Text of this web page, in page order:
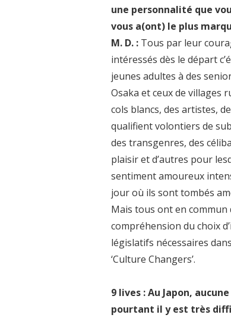
une personnalité que
vous a(ont) le plus
M. D. : Tous par leur
intéressés dès le départ
jeunes adultes à des
Osaka et ceux de villages
cols blancs, des artistes,
qualifient volontiers de
des transgenres, des
plaisir et d’autres pour
sentiment amoureux
jour où ils sont tombés
Mais tous ont en
compréhension du choix
législatifs nécessaires
‘Culture Changers’.
9 lives : Au Japon,
pourtant il y est très